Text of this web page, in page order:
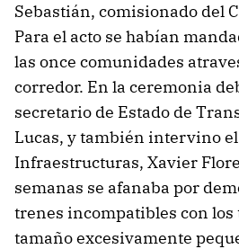
Sebastián, comisionado del
Para el acto se habían
las once comunidades
corredor. En la ceremonia
secretario de Estado de
Lucas, y también intervino
Infraestructuras, Xavier
semanas se afanaba por
trenes incompatibles con
tamaño excesivamente